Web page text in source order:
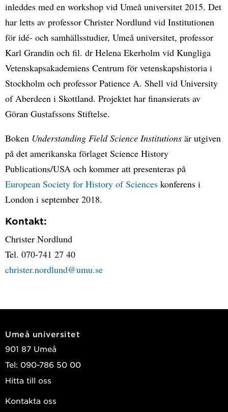
inleddes med en workshop vid Umeå universitet 2015. Det
har letts av professor Christer Nordlund vid Institutionen
för idé- och samhällsstudier, Umeå universitet, professor
Karl Grandin och fil. dr Helena Ekerholm vid Kungliga
Vetenskapsakademiens Centrum för vetenskapshistoria i
Stockholm och professor Patience A. Shell vid University
of Aberdeen i Skottland. Projektet har finansierats av
Göran Gustafssons Stiftelse.
Boken Understanding Field Science Institutions är utgiven
på det amerikanska förlaget Science History
Publications/USA och kommer att presenteras på
European Society for History of Sciences konferens i
London i september 2018.
Kontakt:
Christer Nordlund
Tel. 070-741 27 40
christer.nordlund@umu.se
Umeå universitet
901 87 Umeå
Tel: 090-786 50 00
Hitta till oss
Kontakta oss